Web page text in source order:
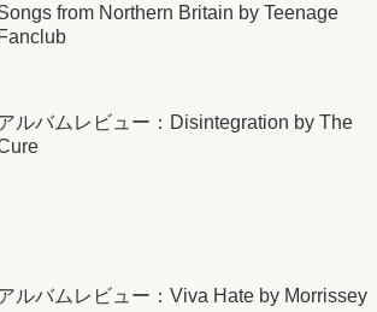
from Northern Britain by Teenage
Fanclub
ルバムレビュー：Disintegration by The
ルバムレビュー：Viva Hate by Morrissey